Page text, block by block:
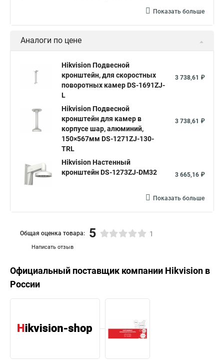
Показать больше
Аналоги по цене
Hikvision Подвесной
кронштейн, для скоростных
поворотных камер DS-1691ZJ-
L
3 738,61 ₽
Hikvision Подвесной
кронштейн для камер в
корпусе шар, алюминий,
150×567мм DS-1271ZJ-130-
TRL
3 738,61 ₽
Hikvision Настенный
кронштейн DS-1273ZJ-DM32
3 665,16 ₽
Показать больше
Написать отзыв
Общая оценка товара: 5 1
Официальный поставщик компании Hikvision в
России